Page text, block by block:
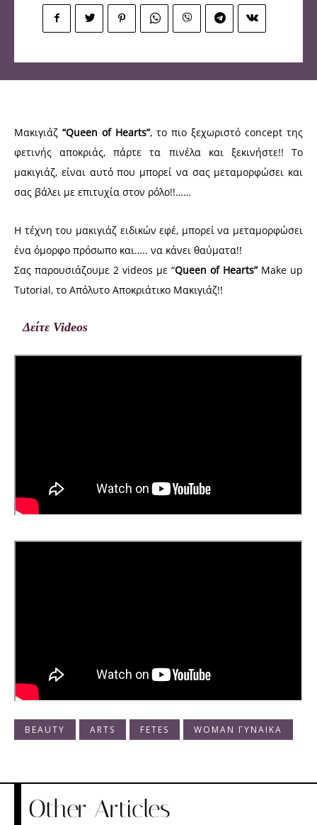
Μακιγιάζ “Queen of Hearts”, το πιο ξεχωριστό concept της
φετινής αποκριάς, πάρτε τα πινέλα και ξεκινήστε!! Το
μακιγιάζ, είναι αυτό που μπορεί να σας μεταμορφώσει και
σας βάλει με επιτυχία στον ρόλο!!……
Η τέχνη του μακιγιάζ ειδικών εφέ, μπορεί να μεταμορφώσει
ένα όμορφο πρόσωπο και….. να κάνει θαύματα!!
Σας παρουσιάζουμε 2 videos με “Queen of Hearts”Make up
Tutorial, το Απόλυτο Αποκριάτικο Μακιγιάζ!!
Δείτε Videos
BEAUTY ARTS FETES WOMAN ΓΥΝΑΙΚΑ
Other Articles